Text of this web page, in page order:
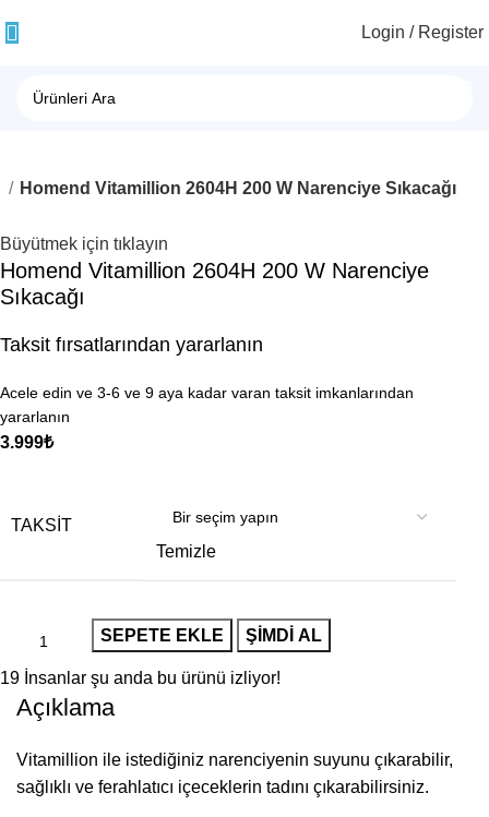
Login / Register
Homend Vitamillion 2604H 200 W Narenciye Sıkacağı
Büyütmek için tıklayın
Homend Vitamillion 2604H 200 W Narenciye
Sıkacağı
Taksit fırsatlarından yararlanın
Acele edin ve 3-6 ve 9 aya kadar varan taksit imkanlarından
yararlanın
3.999₺
TAKSIT
Temizle
SEPETE EKLE ŞIMDI AL
19 İnsanlar şu anda bu ürünü izliyor!
Açıklama
Vitamillion ile istediğiniz narenciyenin suyunu çıkarabilir,
sağlıklı ve ferahlatıcı içeceklerin tadını çıkarabilirsiniz.